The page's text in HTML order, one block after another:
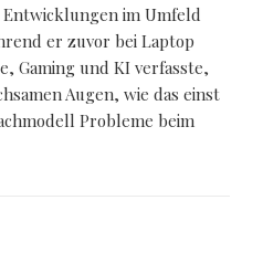
im Umfeld
er zuvor bei Laptop
Gaming und KI verfasste,
Augen, wie das einst
Probleme beim